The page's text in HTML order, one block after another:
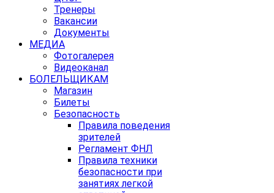
Тренеры
Вакансии
Документы
МЕДИА
Фотогалерея
Видеоканал
БОЛЕЛЬЩИКАМ
Магазин
Билеты
Безопасность
Правила поведения
зрителей
Регламент ФНЛ
Правила техники
безопасности при
занятиях легкой